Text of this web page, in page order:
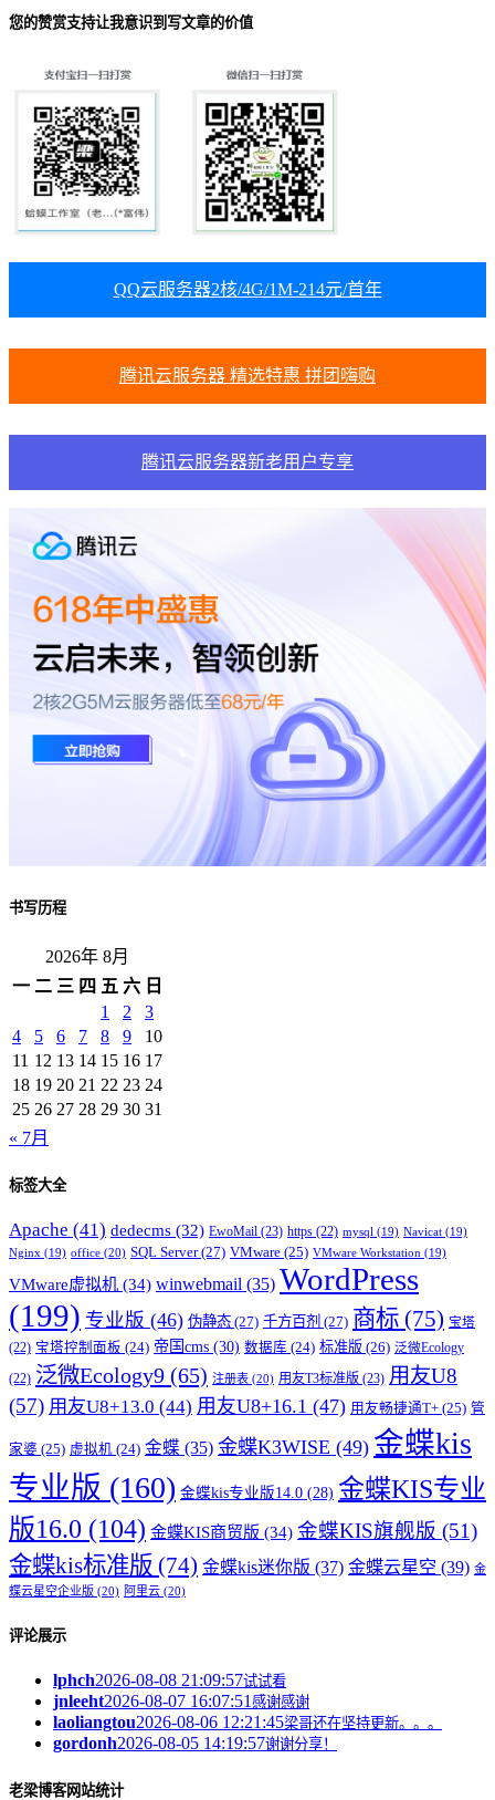
您的赞赏支持让我意识到写文章的价值
QQ云服务器2核/4G/1M-214元/首年
腾讯云服务器 精选特惠 拼团嗨购
腾讯云服务器新老用户专享
书写历程
2026年 8月
一 二 三 四 五 六 日
1
2
3
4
5 6 7 8 9
10
11 12 13 14 15 16 17
18 19 20 21 22 23 24
25 26 27 28 29 30 31
« 7月
标签大全
Apache (41) dedecms (32) EwoMail (23) https (22) mysql (19) Navicat (19)
Nginx (19) office (20) SQL Server(27) VMware (25) VMware Workstation (19)
VMware虚拟机 (34) winwebmail (35) WordPress
(199) 专业版 (46) 伪静态 (27) 千方百剂 (27) 商标 (75) 宝塔
(22) 宝塔控制面板 (24) 帝国cms (30) 数据库 (24) 标准版 (26) 泛微Ecology
(22) 泛微Ecology9 (65) 注册表 (20) 用友T3标准版 (23) 用友U8
(57) 用友U8+13.0 (44) 用友U8+16.1 (47) 用友畅捷通T+ (25) 管
家婆 (25) 虚拟机 (24) 金蝶 (35) 金蝶K3WISE (49) 金蝶kis
专业版 (160) 金蝶kis专业版14.0 (28) 金蝶KIS专业
版16.0 (104) 金蝶KIS商贸版 (34) 金蝶KIS旗舰版 (51)
金蝶kis标准版 (74) 金蝶kis迷你版 (37) 金蝶云星空 (39) 金
蝶云星空企业版 (20) 阿里云 (20)
评论展示
lphch2026-08-08 21:09:57试试看
jnleeht2026-08-07 16:07:51 感谢感谢
laoliangtou2026-08-06 12:21:45梁哥还在坚持更新。。。
gordonh2026-08-05 14:19:57谢谢分享！
老梁博客网站统计